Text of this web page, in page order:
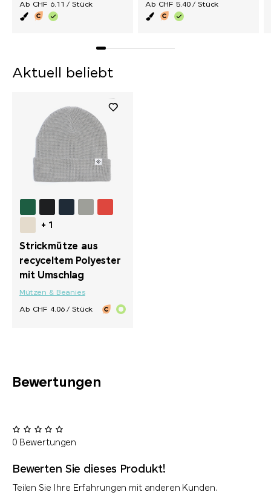
Ab CHF 6.11 / Stück
Ab CHF 5.40 / Stück
Aktuell beliebt
+ 1
Strickmütze aus
recyceltem Polyester
mit Umschlag
Mützen & Beanies
Ab CHF 4.06 / Stück
Bewertungen
0 Bewertungen
Bewerten Sie dieses Produkt!
Teilen Sie Ihre Erfahrungen mit anderen Kunden.